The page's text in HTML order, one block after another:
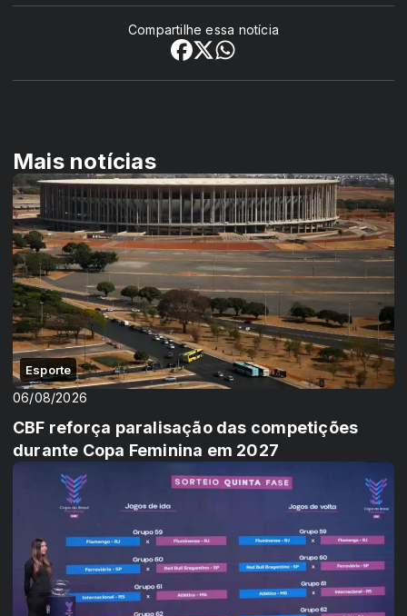
Compartilhe essa notícia
Mais notícias
Esporte
06/08/2026
CBF reforça paralisação das competições
durante Copa Feminina em 2027